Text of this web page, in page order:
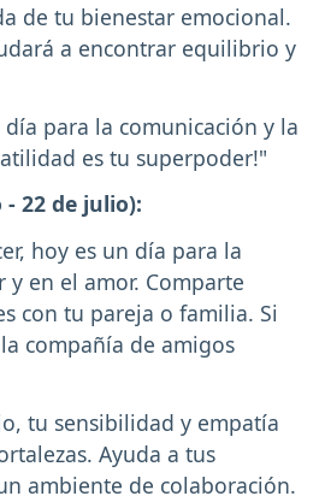
de tu bienestar emocional.
a encontrar equilibrio y
para la comunicación y la
es tu superpoder!"
- 22 de julio):
hoy es un día para la
en el amor. Comparte
con tu pareja o familia. Si
compañía de amigos
tu sensibilidad y empatía
Ayuda a tus
ambiente de colaboración.